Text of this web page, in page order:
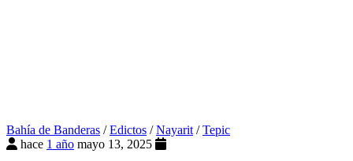
Bahía de Banderas /Edictos /Nayarit/Tepic
hace 1 año mayo 13, 2025